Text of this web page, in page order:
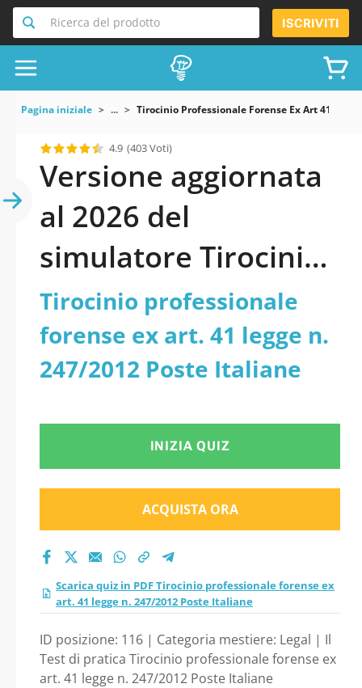
Ricerca del prodotto ISCRIVITI
Pagina iniziale ... Tirocinio Professionale Forense Ex Art 41
4.9 (403 Voti)
Versione aggiornata
al 2026 del
simulatore Tirocinio
professionale
forense ex art. 41
legge n. 247/2012
Poste Italiane
Tirocinio professionale
forense ex art. 41 legge n.
247/2012 Poste Italiane
INIZIA QUIZ
ACQUISTA ORA
Scarica quiz in PDF Tirocinio professionale forense ex
art. 41 legge n. 247/2012 Poste Italiane
ID posizione: 116 | Categoria mestiere: Legal | Il
Test di pratica Tirocinio professionale forense ex
art. 41 legge n. 247/2012 Poste Italiane